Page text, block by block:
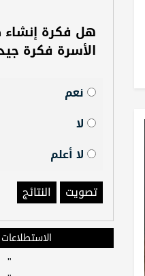
هل فكرة
الأسرة فكرة
نعم
لا
لا أعلم
تصويت
النتائج
"